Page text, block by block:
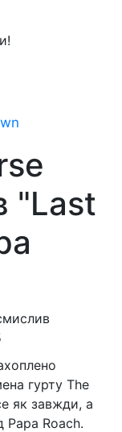
"Last
гурту The
як завжди, а
Papa Roach.